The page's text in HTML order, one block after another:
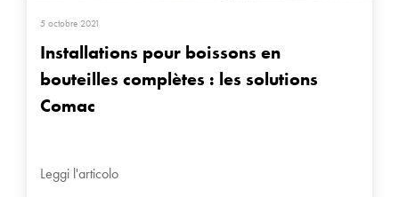
5 octobre 2021
Installations pour boissons en
bouteilles complètes : les solutions
Comac
Leggi l'articolo